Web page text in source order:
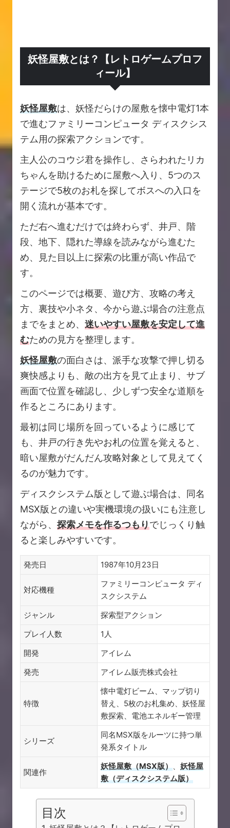
妖怪屋敷とは？【レトロゲームプロフ
ィール】
妖怪屋敷は、妖怪だらけの屋敷を懐中電灯1本
で進むファミリーコンピュータ ディスクシス
テム用の探索アクションです。
主人公のコウジ君を操作し、さらわれたリカ
ちゃんを助けるために屋敷へ入り、5つのス
テージで5枚のお札を探してボスへの入口を
開く流れが基本です。
ただ右へ進むだけでは終わらず、井戸、階
段、地下、隠れた導線を読みながら進むた
め、見た目以上に探索の比重が高い作品で
す。
このページでは概要、遊び方、攻略の考え
方、裏技や小ネタ、今から遊ぶ場合の注意点
までをまとめ、 迷いやすい屋敷を安定して進
むための見方を整理します。
妖怪屋敷の面白さは、派手な攻撃で押し切る
爽快感よりも、敵の出方を見て止まり、サブ
画面で位置を確認し、少しずつ安全な道順を
作るところにあります。
最初は同じ場所を回っているように感じて
も、井戸の行き先やお札の位置を覚えると、
暗い屋敷がだんだん攻略対象として見えてく
るのが魅力です。
ディスクシステム版として遊ぶ場合は、同名
MSX版との違いや実機環境の扱いにも注意し
ながら、 探索メモを作るつもりでじっくり触
ると楽しみやすいです。
発売日 1987年10月23日
対応機種
ファミリーコンピュータ ディ
スクシステム
ジャンル
探索型アクション
プレイ人数
1人
開発
アイレム
発売
アイレム販売株式会社
特徴
懐中電灯ビーム、マップ切り
替え、5枚のお札集め、妖怪屋
敷探索、電池エネルギー管理
シリーズ
同名MSX版をルーツに持つ単
発系タイトル
関連作
妖怪屋敷（MSX版）、 妖怪屋
敷（ディスクシステム版）
目次